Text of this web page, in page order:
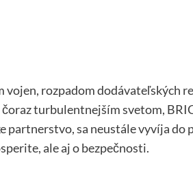
vojen, rozpadom dodávateľských
turbulentnejším svetom,
partnerstvo, sa neustále vyvíja
ale aj o bezpečnosti.